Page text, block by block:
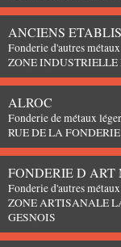
ANCIENS
Fonderie d'autres
ZONE
ALROC
Fonderie de métaux
RUE DE LA
FONDERIE D ART
Fonderie d'autres
ZONE ARTISANALE
GESNOIS